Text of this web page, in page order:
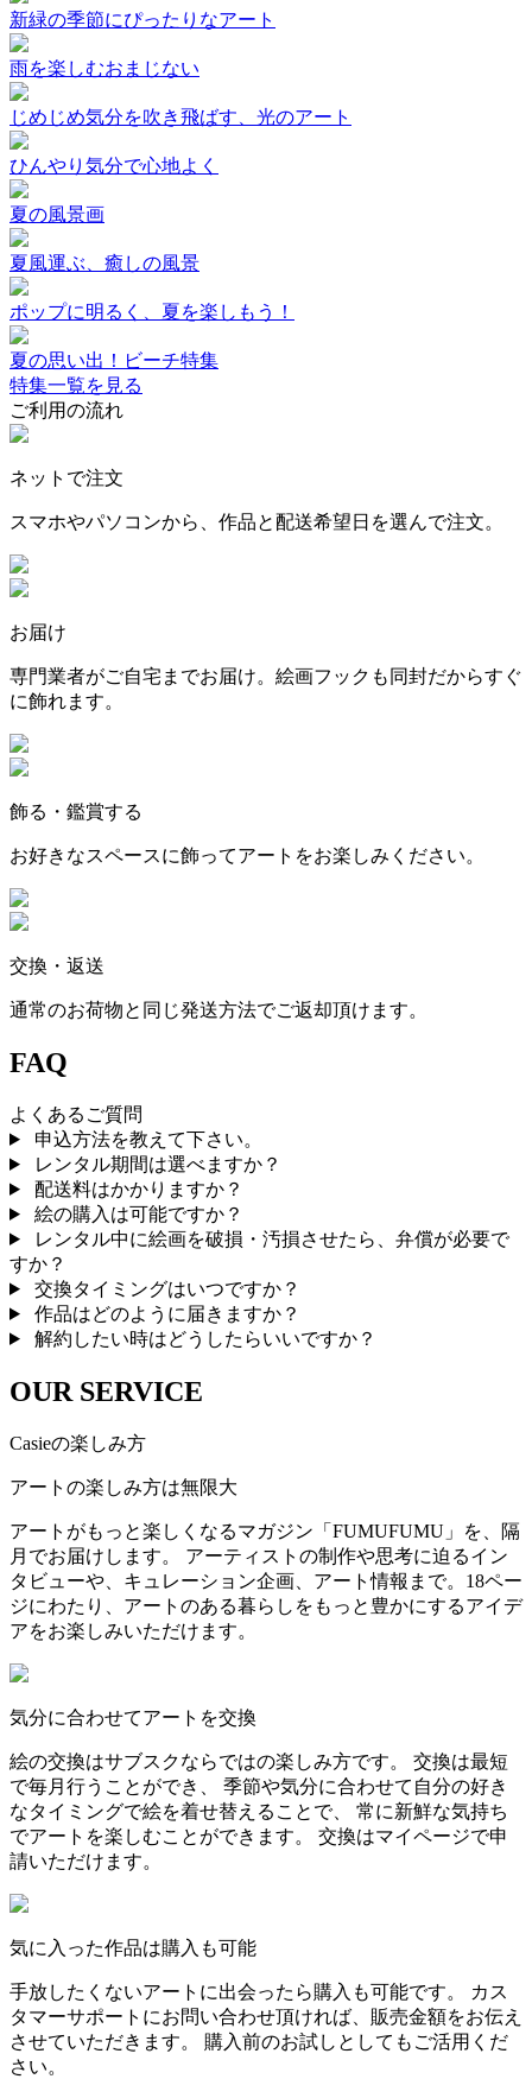
新緑の季節にぴったりなアート
雨を楽しむおまじない
じめじめ気分を吹き飛ばす、光のアート
ひんやり気分で心地よく
夏の風景画
夏風運ぶ、癒しの風景
ポップに明るく、夏を楽しもう！
夏の思い出！ビーチ特集
特集一覧を見る
ご利用の流れ
ネットで注文
スマホやパソコンから、作品と配送希望日を選んで注文。
お届け
専門業者がご自宅までお届け。絵画フックも同封だからすぐ
に飾れます。
飾る・鑑賞する
お好きなスペースに飾ってアートをお楽しみください。
交換・返送
通常のお荷物と同じ発送方法でご返却頂けます。
FAQ
よくあるご質問
申込方法を教えて下さい。
レンタル期間は選べますか？
配送料はかかりますか？
絵の購入は可能ですか？
レンタル中に絵画を破損・汚損させたら、弁償が必要で
すか？
交換タイミングはいつですか？
作品はどのように届きますか？
解約したい時はどうしたらいいですか？
OUR SERVICE
Casieの楽しみ方
アートの楽しみ方は無限大
アートがもっと楽しくなるマガジン「FUMUFUMU」を、隔
月でお届けします。 アーティストの制作や思考に迫るイン
タビューや、キュレーション企画、アート情報まで。18ペー
ジにわたり、アートのある暮らしをもっと豊かにするアイデ
アをお楽しみいただけます。
気分に合わせてアートを交換
絵の交換はサブスクならではの楽しみ方です。 交換は最短
で毎月行うことができ、 季節や気分に合わせて自分の好き
なタイミングで絵を着せ替えることで、 常に新鮮な気持ち
でアートを楽しむことができます。 交換はマイページで申
請いただけます。
気に入った作品は購入も可能
手放したくないアートに出会ったら購入も可能です。 カス
タマーサポートにお問い合わせ頂ければ、販売金額をお伝え
させていただきます。 購入前のお試しとしてもご活用くだ
さい。